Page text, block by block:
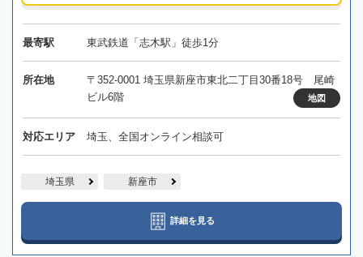
最寄駅 東武鉄道「志木駅」徒歩1分
所在地
〒352-0001 埼玉県新座市東北二丁目30番18号 尾崎
ビル6階
地図
対応エリア 埼玉、全国オンライン相談可
埼玉県 新座市
詳細を見る